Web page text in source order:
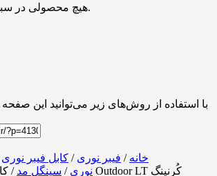
هیچ محصولی در سبد خرید نیست.
با استفاده از روش‌های زیر می‌توانید این صفحه
خانه / فیبر نوری / کابل فیبر نوری
نوری / سینگل مد / کابل فیبر نوری 96 کر Outdoor LT کُرنینگ